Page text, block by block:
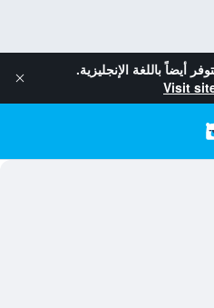
أيضاً باللغة الإنجليزية.
Visit